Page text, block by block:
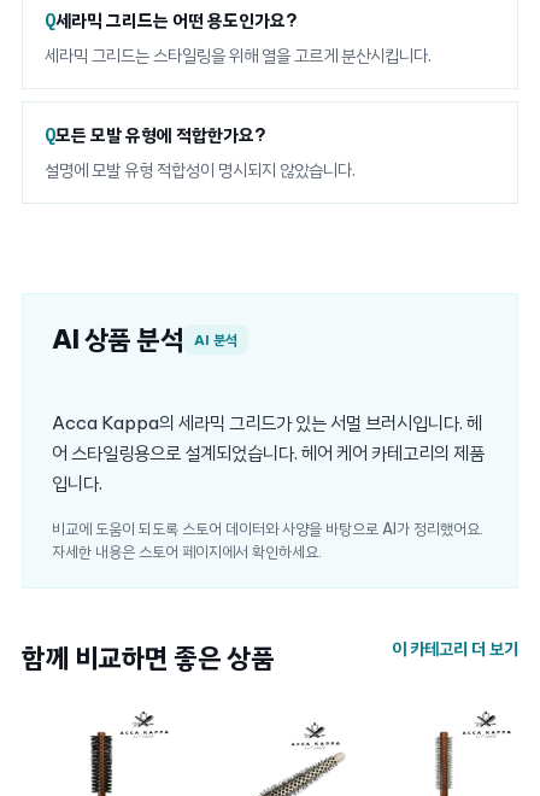
세라믹 그리드는 어떤 용도인가요?
세라믹 그리드는 스타일링을 위해 열을 고르게 분산시킵니다.
모든 모발 유형에 적합한가요?
설명에 모발 유형 적합성이 명시되지 않았습니다.
AI 상품 분석 AI 분석
Acca Kappa의 세라믹 그리드가 있는 서멀 브러시입니다. 헤
어 스타일링용으로 설계되었습니다. 헤어 케어 카테고리의 제품
입니다.
비교에 도움이 되도록 스토어 데이터와 사양을 바탕으로 AI가 정리했어요.
자세한 내용은 스토어 페이지에서 확인하세요.
함께 비교하면 좋은 상품 이 카테고리 더 보기